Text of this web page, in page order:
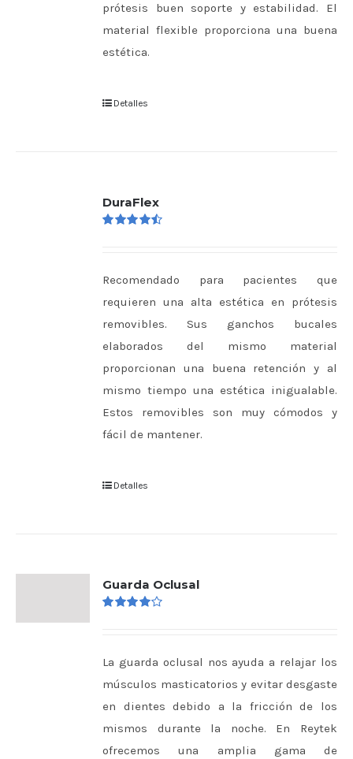
prótesis buen soporte y estabilidad. El
material flexible proporciona una buena
estética.
Detalles
DuraFlex
Recomendado para pacientes que
requieren una alta estética en prótesis
removibles. Sus ganchos bucales
elaborados del mismo material
proporcionan una buena retención y al
mismo tiempo una estética inigualable.
Estos removibles son muy cómodos y
fácil de mantener.
Detalles
Guarda Oclusal
La guarda oclusal nos ayuda a relajar los
músculos masticatorios y evitar desgaste
en dientes debido a la fricción de los
mismos durante la noche. En Reytek
ofrecemos una amplia gama de